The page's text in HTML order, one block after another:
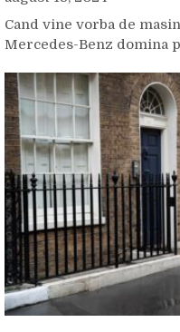
Cand vine vorba de
Mercedes-Benz domina